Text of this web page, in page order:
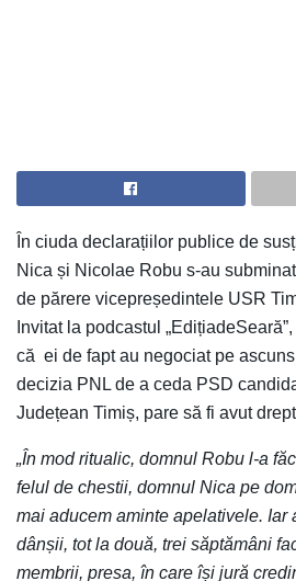
În ciuda declarațiilor publice de
Nica și Nicolae Robu s-au
de părere vicepreședintele USR
Invitat la podcastul
că ei de fapt au negociat pe
decizia PNL de a ceda PSD
Județean Timiș, pare să fi avut
„În mod ritualic, domnul Robu l-a
felul de chestii, domnul Nica pe
mai aducem aminte apelativele. Iar
dânșii, tot la două, trei săptămâni
membrii, presa, în care își jură